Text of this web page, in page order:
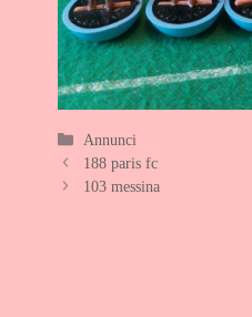
Categorie
Annunci
188 paris fc
103 messina